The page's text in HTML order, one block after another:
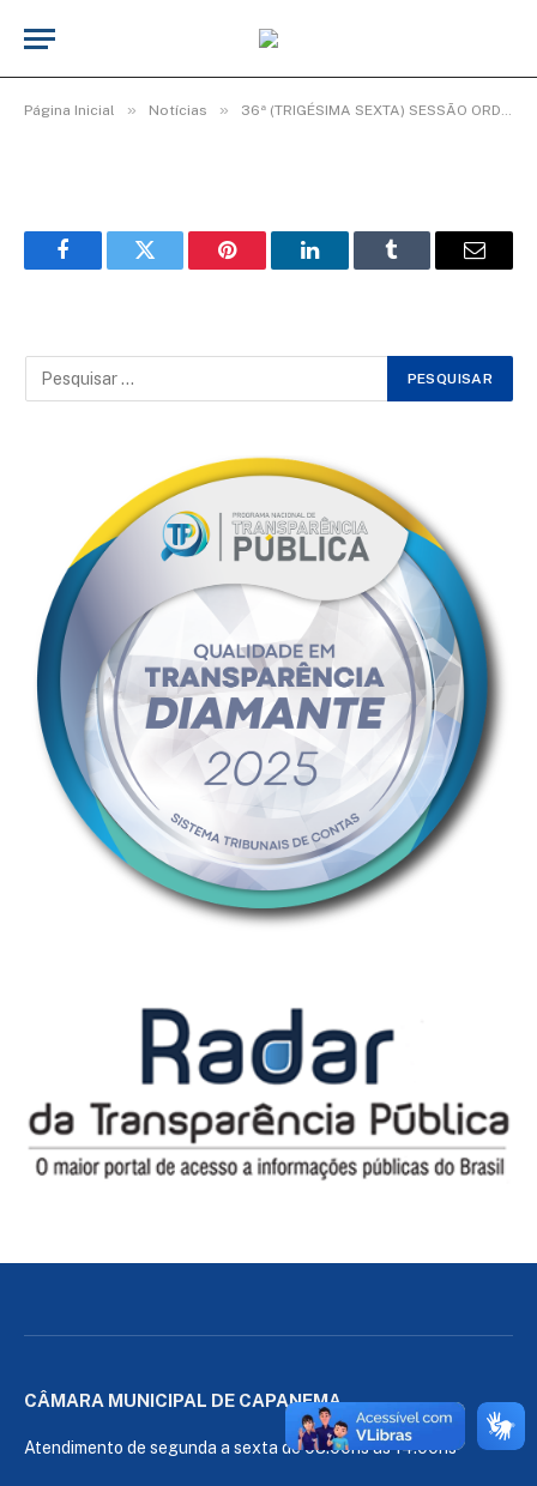
Página Inicial » Notícias » 36ª (TRIGÉSIMA SEXTA) SESSÃO ORDINÁRIA DO 2º PERÍODO LEGISLATIVO DA 20ª LEGISLATURA.
(4)
FacebookTwitter Pinterest LinkedInTumblr Email
CÂMARA MUNICIPAL DE CAPANEMA
Atendimento de segunda a sexta de 08:00hs às 14:00hs